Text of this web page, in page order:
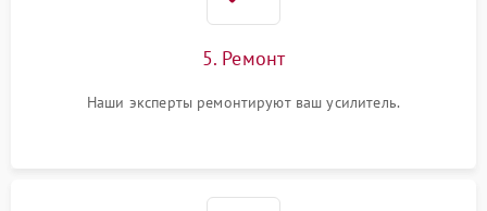
5. Ремонт
Наши эксперты ремонтируют ваш усилитель.